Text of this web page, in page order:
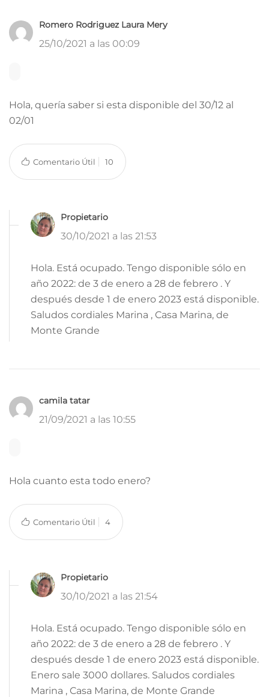
Romero Rodriguez Laura Mery
25/10/2021 a las 00:09
Hola, quería saber si esta disponible del 30/12 al
02/01
Comentario Útil 10
Propietario
30/10/2021 a las 21:53
Hola. Está ocupado. Tengo disponible sólo en
año 2022: de 3 de enero a 28 de febrero . Y
después desde 1 de enero 2023 está disponible.
Saludos cordiales Marina , Casa Marina, de
Monte Grande
camila tatar
21/09/2021 a las 10:55
Hola cuanto esta todo enero?
Comentario Útil 4
Propietario
30/10/2021 a las 21:54
Hola. Está ocupado. Tengo disponible sólo en
año 2022: de 3 de enero a 28 de febrero . Y
después desde 1 de enero 2023 está disponible.
Enero sale 3000 dollares. Saludos cordiales
Marina , Casa Marina, de Monte Grande